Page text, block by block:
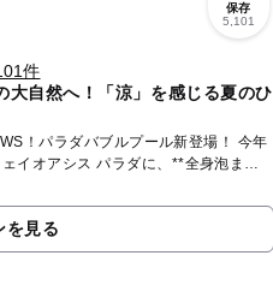
保存
5,101
件
大自然へ！「涼」を感じる夏のひ
！パラダバブルプール新登場！ 今年
イオアシス パラダに、**全身泡まみ
を見る